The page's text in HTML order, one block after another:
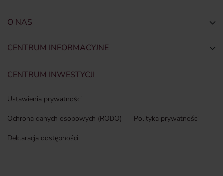
O NAS
CENTRUM INFORMACYJNE
CENTRUM INWESTYCJI
Ustawienia prywatności
Ochrona danych osobowych (RODO) Polityka prywatności
Deklaracja dostępności